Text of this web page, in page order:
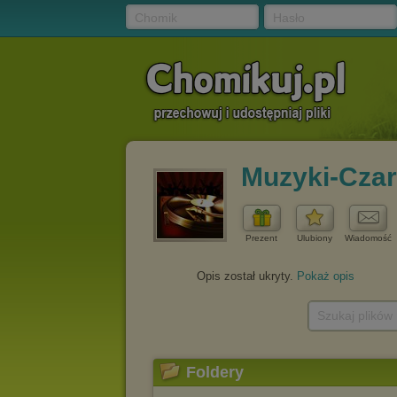
Muzyki-Czar
Prezent Ulubiony Wiadomość
Opis został ukryty. Pokaż opis
Foldery